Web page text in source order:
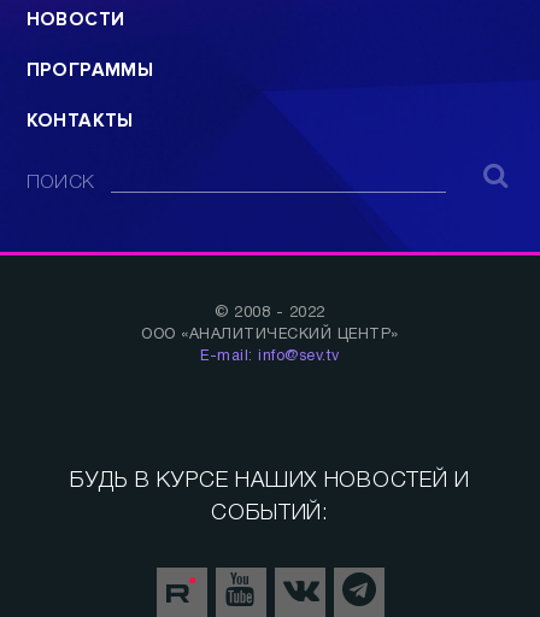
НОВОСТИ
ПРОГРАММЫ
КОНТАКТЫ
ПОИСК
© 2008 - 2022
ООО «АНАЛИТИЧЕСКИЙ ЦЕНТР»
E-mail: info@sev.tv
БУДЬ В КУРСЕ НАШИХ НОВОСТЕЙ И
СОБЫТИЙ: